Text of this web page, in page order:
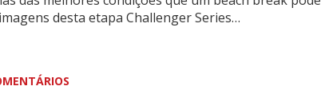
desta etapa Challenger Series…